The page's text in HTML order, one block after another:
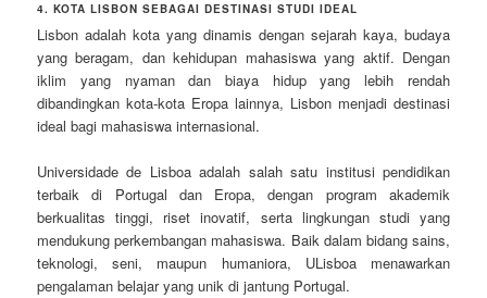
4. KOTA LISBON SEBAGAI DESTINASI STUDI IDEAL
Lisbon adalah kota yang dinamis dengan sejarah kaya, budaya
yang beragam, dan kehidupan mahasiswa yang aktif. Dengan
iklim yang nyaman dan biaya hidup yang lebih rendah
dibandingkan kota-kota Eropa lainnya, Lisbon menjadi destinasi
ideal bagi mahasiswa internasional.
Universidade de Lisboa adalah salah satu institusi pendidikan
terbaik di Portugal dan Eropa, dengan program akademik
berkualitas tinggi, riset inovatif, serta lingkungan studi yang
mendukung perkembangan mahasiswa. Baik dalam bidang sains,
teknologi, seni, maupun humaniora, ULisboa menawarkan
pengalaman belajar yang unik di jantung Portugal.